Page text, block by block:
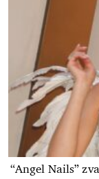
“Angel Nails”